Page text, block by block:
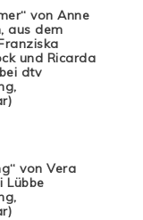
von Anne
aus dem
und Ricarda
dtv
von Vera
Lübbe